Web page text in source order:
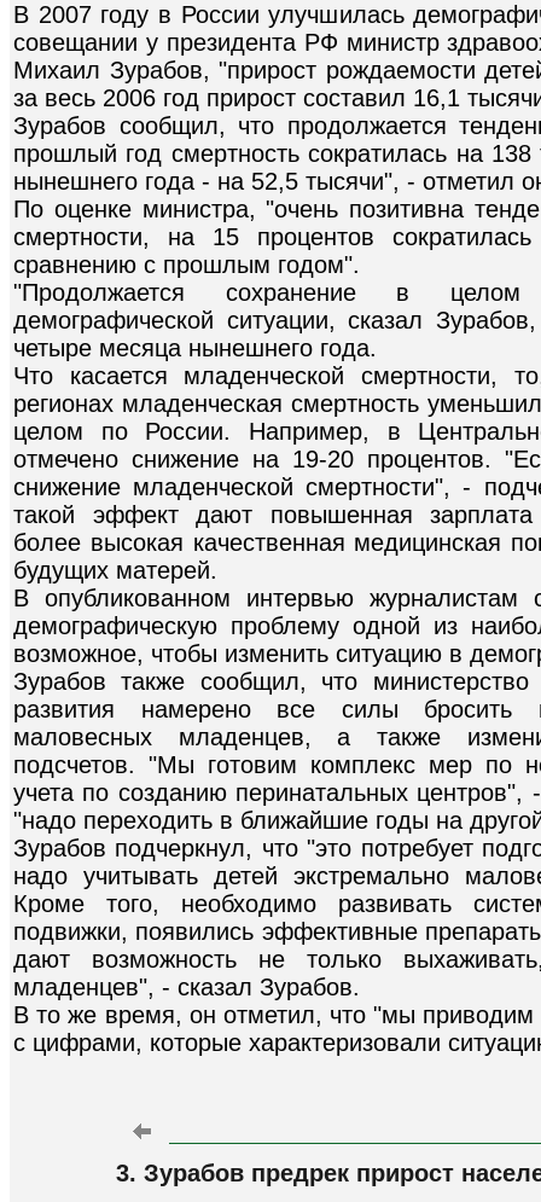
В 2007 году в России улучшилась
совещании у президента РФ министр
Михаил Зурабов, "прирост рождаемости
за весь 2006 год прирост составил 16,1
Зурабов сообщил, что продолжается
прошлый год смертность сократилась на
нынешнего года - на 52,5 тысячи", - отметил
По оценке министра, "очень позитивна
смертности, на 15 процентов
сравнению с прошлым годом".
"Продолжается сохранение в
демографической ситуации, сказал
четыре месяца нынешнего года.
Что касается младенческой смертности,
регионах младенческая смертность
целом по России. Например, в
отмечено снижение на 19-20 процентов.
снижение младенческой смертности", -
такой эффект дают повышенная
более высокая качественная медицинская
будущих матерей.
В опубликованном интервью журналистам
демографическую проблему одной из
возможное, чтобы изменить ситуацию в
Зурабов также сообщил, что министерство
развития намерено все силы бросить
маловесных младенцев, а также
подсчетов. "Мы готовим комплекс мер по
учета по созданию перинатальных
"надо переходить в ближайшие годы на
Зурабов подчеркнул, что "это потребует
надо учитывать детей экстремально
Кроме того, необходимо развивать
подвижки, появились эффективные
дают возможность не только
младенцев", - сказал Зурабов.
В то же время, он отметил, что "мы
с цифрами, которые характеризовали
3. Зурабов предрек прирост